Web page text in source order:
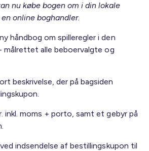
nu købe bogen om i din lokale
online boghandler.
håndbog om spilleregler i den
målrettet alle beboervalgte og
beskrivelse, der på bagsiden
inkl. moms + porto, samt et gebyr på
indsendelse af bestillingskupon til